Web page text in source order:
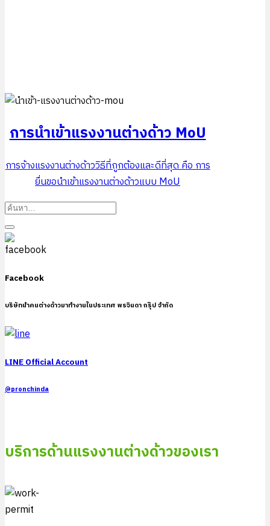
การนำเข้าแรงงานต่างด้าว MoU
การจ้างแรงงานต่างด้าววิธีที่ถูกต้องและดีที่สุด คือ การ
ยื่นขอนำเข้าแรงงานต่างด้าวแบบ MoU
Facebook
บริษัทนำคนต่างด้าวมาทำงานในประเทศ พรจินดา กรุ๊ป จำกัด
LINE Official Account
@pronchinda
บริการด้านแรงงานต่างด้าวของเรา